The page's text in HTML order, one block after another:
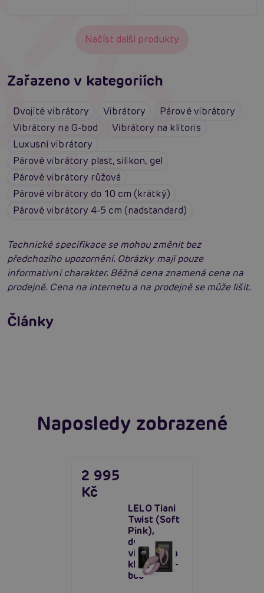
Načíst další produkty
Zařazeno v kategoriích
Dvojité vibrátory Vibrátory
Párové vibrátory
Vibrátory na G-bod
Vibrátory na klitoris
Luxusní vibrátory
Párové vibrátory plast, silikon, gel
Párové vibrátory růžová
Párové vibrátory do 10 cm (krátký)
Párové vibrátory 4-5 cm (nadstandard)
Technické specifikace se mohou změnit bez
předchozího upozornění. Obrázky mají pouze
informativní charakter. Běžná cena znamená cena na
prodejně. Cena na internetu a na prodejně se může lišit.
Články
vibrátor?
Číst více
Erotická inteligence: Příručka Sexiomů
Naposledy zobrazené
LELO Tiani
Twist (Soft
Pink),
dvojitý
vibrátor na
klitoris a g-
bod
2 995
Kč